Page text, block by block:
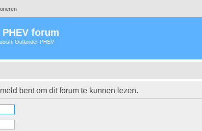
forum
Outlander PHEV
bent om dit forum te kunnen lezen.